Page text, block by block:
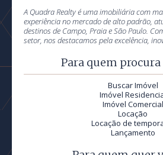
A Quadra Realty é uma imobiliária com
experiência no mercado de alto padrão,
destinos de Campo, Praia e São Paulo.
setor, nos destacamos pela excelência,
Para quem
Buscar Imóvel
Imóvel
Imóvel Comercial
Locação
Locação de
Lançamento